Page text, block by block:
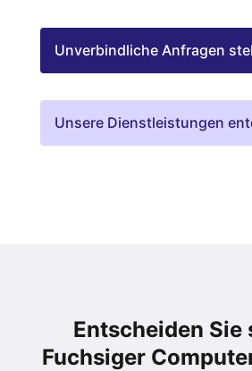
Unverbindliche Anfragen
Unsere Dienstleistungen
Entscheiden Sie
Fuchsiger